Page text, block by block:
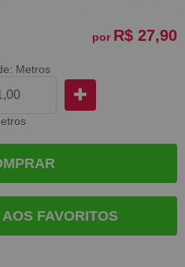
por R$ 27,90
Metros
FAVORITOS